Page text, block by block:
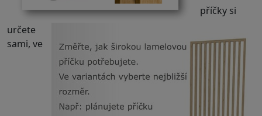
příčky si
určete
sami, ve